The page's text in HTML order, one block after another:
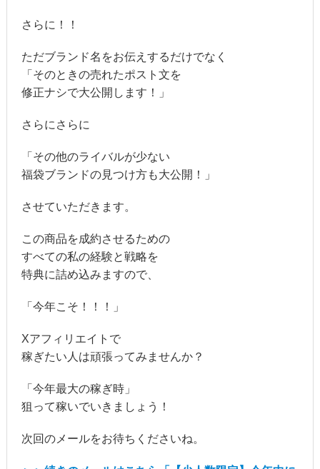
さらに！！
ただブランド名をお伝えするだけでなく
「そのときの売れたポスト文を
修正ナシで大公開します！」
さらにさらに
「その他のライバルが少ない
福袋ブランドの見つけ方も大公開！」
させていただきます。
この商品を成約させるための
すべての私の経験と戦略を
特典に詰め込みますので、
「今年こそ！！！」
Xアフィリエイトで
稼ぎたい人は頑張ってみませんか？
「今年最大の稼ぎ時」
狙って稼いでいきましょう！
次回のメールをお待ちくださいね。